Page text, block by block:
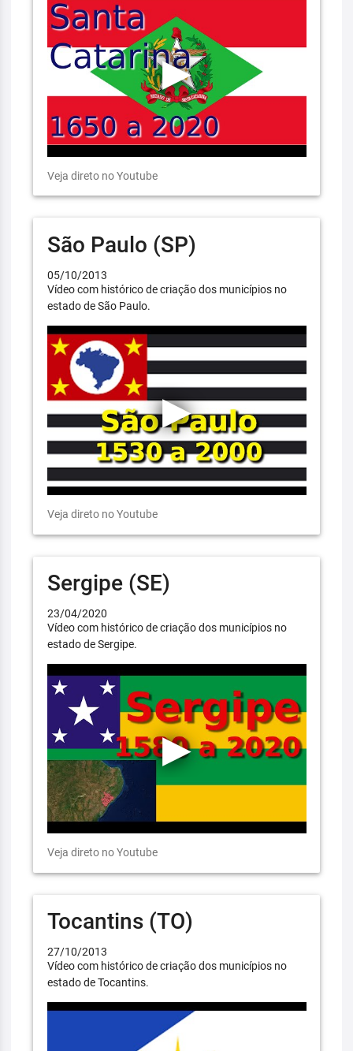
Veja direto no Youtube
São Paulo (SP)
05/10/2013
Vídeo com histórico de criação dos municípios no
estado de São Paulo.
Veja direto no Youtube
Sergipe (SE)
23/04/2020
Vídeo com histórico de criação dos municípios no
estado de Sergipe.
Veja direto no Youtube
Tocantins (TO)
27/10/2013
Vídeo com histórico de criação dos municípios no
estado de Tocantins.